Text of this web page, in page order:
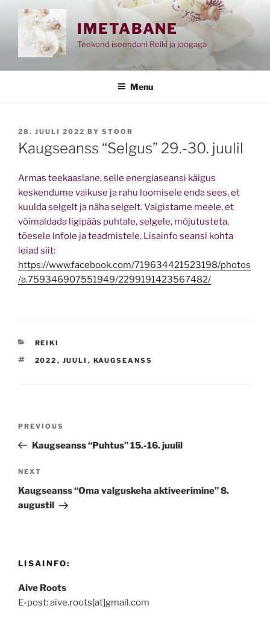
IMETABANE
Teekond iseendani Reiki ja joogaga
Menu
POSTED
ON
28. JUULI 2022 BY STOOR
Kaugseanss “Selgus” 29.-30. juulil
Armas teekaaslane, selle energiaseansi käigus
keskendume vaikuse ja rahu loomisele enda sees, et
kuulda selgelt ja näha selgelt. Vaigistame meele, et
võimaldada ligipääs puhtale, selgele, mõjutusteta,
tõesele infole ja teadmistele. Lisainfo seansi kohta
leiad siit:
https://www.facebook.com/719634421523198/photos
/a.759346907551949/2299191423567482/
CATEGORIES
REIKI
TAGS
2022 , JUULI , KAUGSEANSS
Previous
Post
PREVIOUS
Kaugseanss “Puhtus” 15.-16. juulil
Next
Post
NEXT
Kaugseanss “Oma valguskeha aktiveerimine” 8.
augustil
LISAINFO:
Aive Roots
E-post: aive.roots[at]gmail.com